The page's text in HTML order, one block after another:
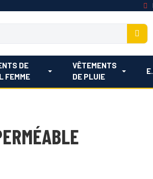
DE
FEMME
VÊTEMENTS
DE PLUIE